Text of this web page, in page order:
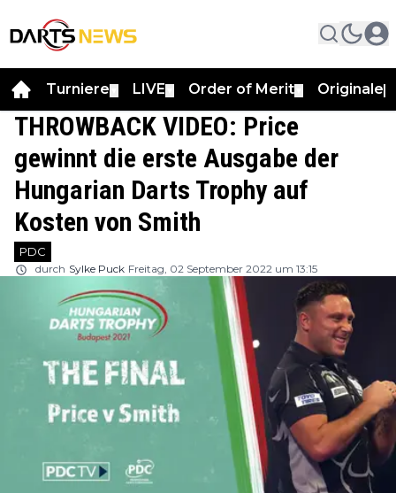
Turniere LIVE Order of Merit Originale
THROWBACK VIDEO: Price
gewinnt die erste Ausgabe der
Hungarian Darts Trophy auf
Kosten von Smith
PDC
durch Sylke Puck Freitag, 02 September 2022 um 13:15